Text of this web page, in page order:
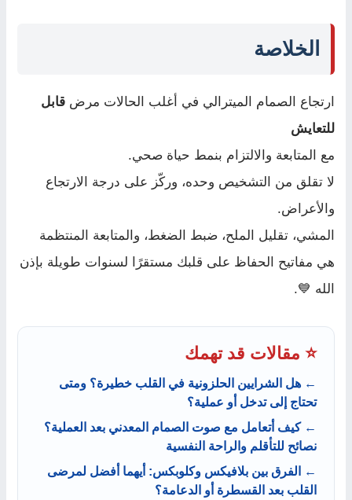
الخلاصة
ارتجاع الصمام الميترالي في أغلب الحالات مرضقابل
للتعايش
مع المتابعة والالتزام بنمط حياة صحي.
لا تقلق من التشخيص وحده، وركّز على درجة الارتجاع
والأعراض.
المشي، تقليل الملح، ضبط الضغط، والمتابعة المنتظمة
هي مفاتيح الحفاظ على قلبك مستقرًا لسنوات طويلة بإذن
الله 💙.
⭐ مقالات قد تهمك
← هل الشرايين الحلزونية في القلب خطيرة؟ ومتى
تحتاج إلى تدخل أو عملية؟
← كيف أتعامل مع صوت الصمام المعدني بعد العملية؟
نصائح للتأقلم والراحة النفسية
← الفرق بين بلافيكس وكلوبكس: أيهما أفضل لمرضى
القلب بعد القسطرة أو الدعامة؟